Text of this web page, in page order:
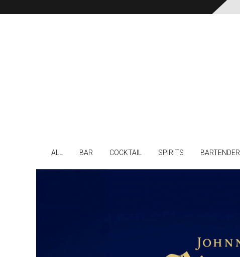
ALL BAR COCKTAIL SPIRITS BARTENDER